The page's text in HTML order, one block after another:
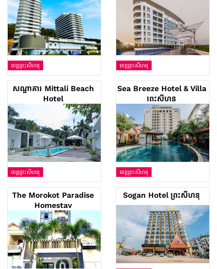
ខេត្តព្រះសីហនុ ខេត្តព្រះសីហនុ
សណ្ឋាគារ Mittali Beach
Hotel
ខេត្តព្រះសីហនុ
Sea Breeze Hotel & Villa
ព្រះសីហនុ
ខេត្តព្រះសីហនុ
The Morokot Paradise
Homestay
Sogan Hotel ព្រះសីហនុ